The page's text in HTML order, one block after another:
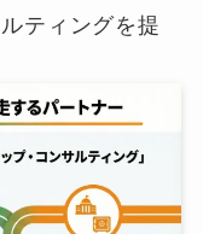
ティングを提